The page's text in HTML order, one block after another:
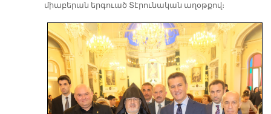
միաբերան երգուած Տէրունական աղօթքով։